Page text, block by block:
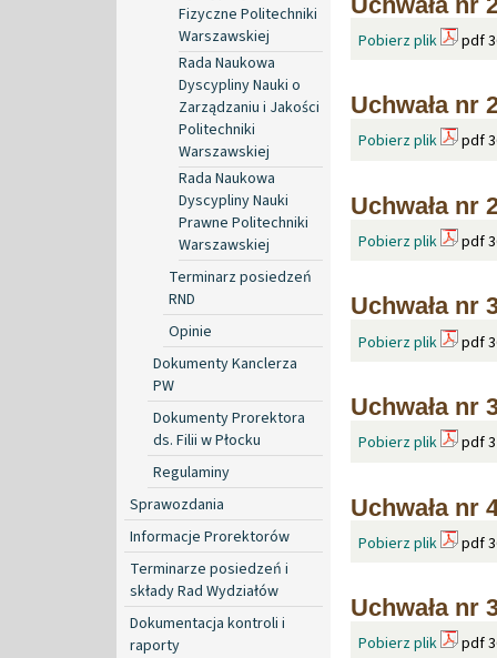
Fizyczne Politechniki
Warszawskiej
Rada Naukowa
Dyscypliny Nauki o
Zarządzaniu i Jakości
Politechniki
Warszawskiej
Rada Naukowa
Dyscypliny Nauki
Prawne Politechniki
Warszawskiej
Terminarz posiedzeń
RND
Opinie
Dokumenty Kanclerza
PW
Dokumenty Prorektora
ds. Filii w Płocku
Regulaminy
Sprawozdania
Informacje Prorektorów
Terminarze posiedzeń i
składy Rad Wydziałów
Dokumentacja kontroli i
raporty
Pobierz plik pdf
Uchwała nr
Pobierz plik pdf
Uchwała nr
Pobierz plik pdf
Uchwała nr
Pobierz plik pdf
Uchwała nr
Pobierz plik pdf
Uchwała nr
Pobierz plik pdf
Uchwała nr
Pobierz plik pdf